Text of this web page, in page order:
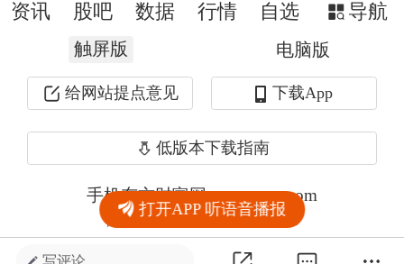
打开APP 听语音播报
资讯 股吧 数据 行情 自选 导航
触屏版 电脑版
给网站提点意见 下载App
低版本下载指南
手机东方财富网 eastmoney.com
网站备案号:沪ICP备05006054号-11